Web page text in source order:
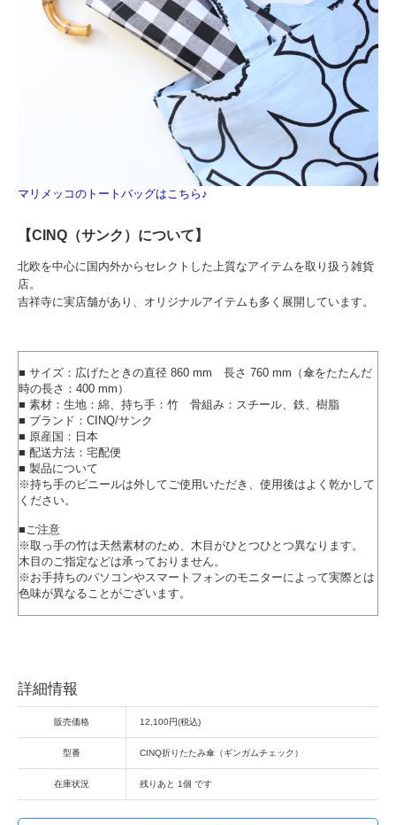
マリメッコのトートバッグはこちら♪
【CINQ（サンク）について】
北欧を中心に国内外からセレクトした上質なアイテムを取り扱う雑貨
店。
吉祥寺に実店舗があり、オリジナルアイテムも多く展開しています。
■ サイズ：広げたときの直径 860 mm 長さ 760 mm（傘をたたんだ
時の長さ：400 mm）
■ 素材：生地：綿、持ち手：竹 骨組み：スチール、鉄、樹脂
■ ブランド：CINQ/サンク
■ 原産国：日本
■ 配送方法：宅配便
■ 製品について
※持ち手のビニールは外してご使用いただき、使用後はよく乾かして
ください。
■ご注意
※取っ手の竹は天然素材のため、木目がひとつひとつ異なります。
木目のご指定などは承っておりません。
※お手持ちのパソコンやスマートフォンのモニターによって実際とは
色味が異なることがございます。
詳細情報
販売価格 12,100円(税込)
型番 CINQ折りたたみ傘（ギンガムチェック）
在庫状況 残りあと 1個 です